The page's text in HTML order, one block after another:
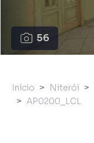
56
Início Niterói
AP0200_LCL